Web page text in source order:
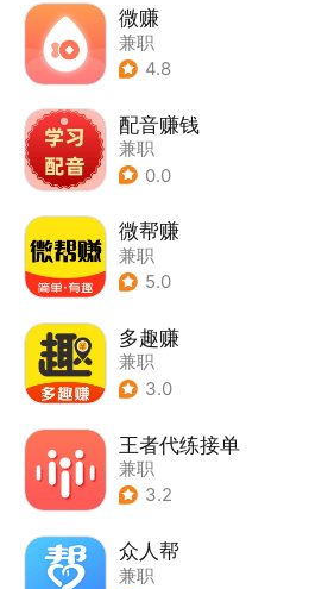
微赚
兼职
4.8
配音赚钱
兼职
0.0
微帮赚
兼职
5.0
多趣赚
兼职
3.0
王者代练接单
兼职
3.2
众人帮
兼职